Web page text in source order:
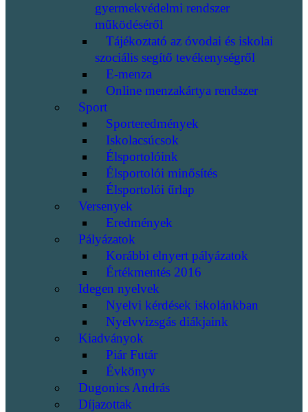
gyermekvédelmi rendszer
működéséről
Tájékoztató az óvodai és iskolai
szociális segítő tevékenységről
E-menza
Online menzakártya rendszer
Sport
Sporteredmények
Iskolacsúcsok
Élsportolóink
Élsportolói minősítés
Élsportolói űrlap
Versenyek
Eredmények
Pályázatok
Korábbi elnyert pályázatok
Értékmentés 2016
Idegen nyelvek
Nyelvi kérdések iskolánkban
Nyelvvizsgás diákjaink
Kiadványok
Piár Futár
Évkönyv
Dugonics András
Díjazottak